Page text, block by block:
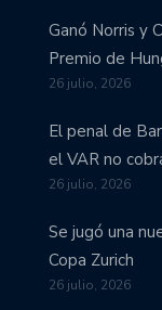
Ganó Norris y
Premio de
26 julio, 2026
El penal de
el VAR no
26 julio, 2026
Se jugó una
Copa Zurich
26 julio, 2026